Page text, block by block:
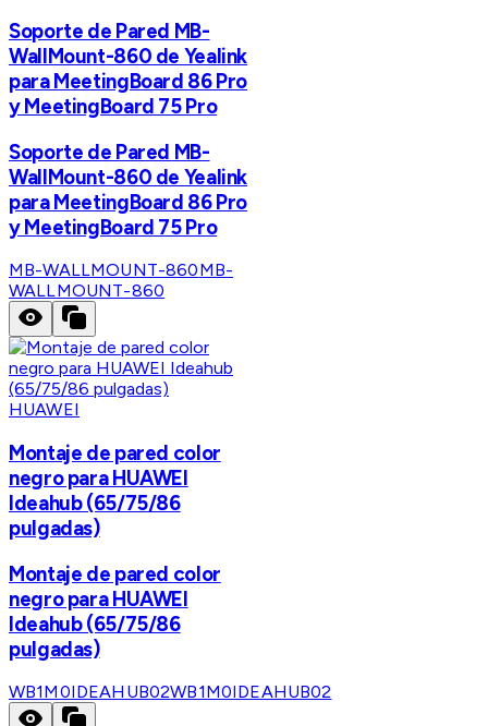
Soporte de Pared MB-
WallMount-860 de Yealink
para MeetingBoard 86 Pro
y MeetingBoard 75 Pro
Soporte de Pared MB-
WallMount-860 de Yealink
para MeetingBoard 86 Pro
y MeetingBoard 75 Pro
MB-WALLMOUNT-860MB-
WALLMOUNT-860
HUAWEI
Montaje de pared color
negro para HUAWEI
Ideahub (65/75/86
pulgadas)
Montaje de pared color
negro para HUAWEI
Ideahub (65/75/86
pulgadas)
WB1M0IDEAHUB02WB1M0IDEAHUB02